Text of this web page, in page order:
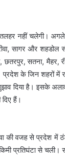
नहीं चलेगी।
सागर और शहडोल
छतरपुर, सतना,
के जिन शहरों में
दिया है। इसके
हैं।
की वजह से प्रदेश में
प्रतिघंटा से चली।